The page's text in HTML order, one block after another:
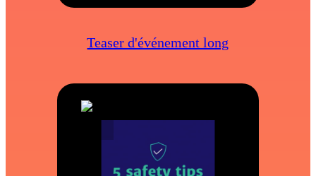
Teaser d'événement long